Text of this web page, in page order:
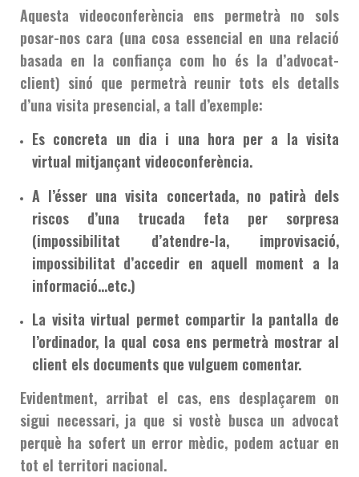
Aquesta videoconferència ens permetrà no sols
posar-nos cara (una cosa essencial en una relació
basada en la confiança com ho és la d’advocat-
client) sinó que permetrà reunir tots els detalls
d’una visita presencial, a tall d’exemple:
Es concreta un dia i una hora per a la visita
virtual mitjançant videoconferència.
A l’ésser una visita concertada, no patirà dels
riscos d’una trucada feta per sorpresa
(impossibilitat d’atendre-la, improvisació,
impossibilitat d’accedir en aquell moment a la
informació…etc.)
La visita virtual permet compartir la pantalla de
l’ordinador, la qual cosa ens permetrà mostrar al
client els documents que vulguem comentar.
Evidentment, arribat el cas, ens desplaçarem on
sigui necessari, ja que si vostè busca un advocat
perquè ha sofert un error mèdic, podem actuar en
tot el territori nacional.